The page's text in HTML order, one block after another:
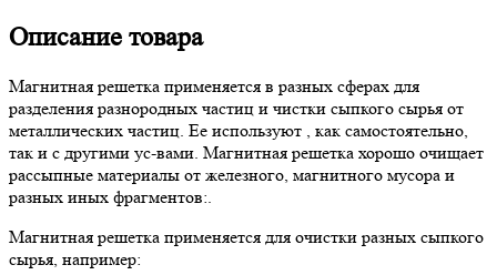
Описание товара
Магнитная решетка применяется в разных сферах для
разделения разнородных частиц и чистки сыпкого сырья от
металлических частиц. Ее используют , как самостоятельно,
так и с другими ус-вами. Магнитная решетка хорошо очищает
рассыпные материалы от железного, магнитного мусора и
разных иных фрагментов:.
Магнитная решетка применяется для очистки разных сыпкого
сырья, например: